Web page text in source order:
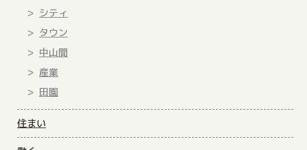
シティ
タウン
中山間
産業
田園
住まい